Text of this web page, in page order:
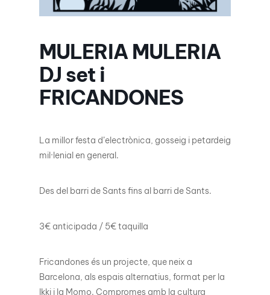
MULERIA MULERIA
DJ set i
FRICANDONES
La millor festa d’electrònica, gosseig i petardeig
mil·lenial en general.
Des del barri de Sants fins al barri de Sants.
3€ anticipada / 5€ taquilla
Fricandones és un projecte, que neix a
Barcelona, als espais alternatius, format per la
Ikki i la Momo. Compromes amb la cultura